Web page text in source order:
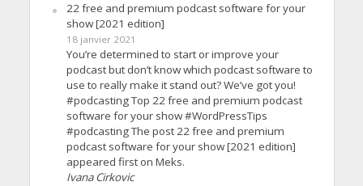
22 free and premium podcast software for your
show [2021 edition]
18 janvier 2021
You’re determined to start or improve your
podcast but don’t know which podcast software to
use to really make it stand out? We’ve got you!
#podcasting Top 22 free and premium podcast
software for your show #WordPressTips
#podcasting The post 22 free and premium
podcast software for your show [2021 edition]
appeared first on Meks.
Ivana Cirkovic